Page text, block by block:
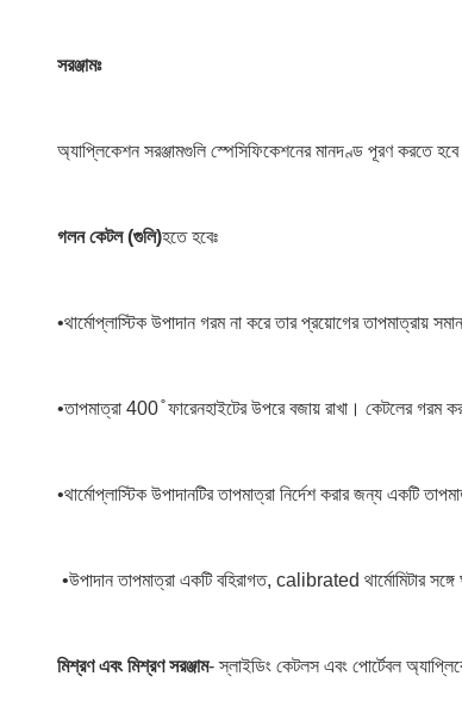
সরঞ্জামঃ
অ্যাপ্লিকেশন সরঞ্জামগুলি স্পেসিফিকেশনের মানদণ্ড পূরণ করতে
গলন কেটল (গুলি)হতে হবেঃ
•থার্মোপ্লাস্টিক উপাদান গরম না করে তার প্রয়োগের তাপমাত্রায়
•তাপমাত্রা 400 ̊ ফারেনহাইটের উপরে বজায় রাখা। কেটলের গরম
•থার্মোপ্লাস্টিক উপাদানটির তাপমাত্রা নির্দেশ করার জন্য একটি
•উপাদান তাপমাত্রা একটি বহিরাগত, calibrated থার্মোমিটার সঙ্গে
মিশ্রণ এবং মিশ্রণ সরঞ্জাম- স্লাইডিং কেটলস এবং পোর্টেবল